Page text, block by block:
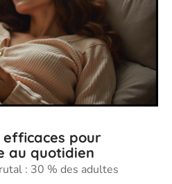
efficaces pour
au quotidien
: 30 % des adultes